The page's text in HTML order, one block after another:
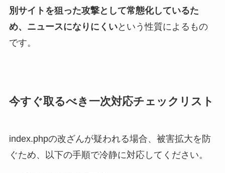
別サイトを狙った攻撃として常態化しているた
め、ニュースになりにくいという性質によるもの
です。
今すぐ取るべき一次対応チェックリスト
index.phpの改ざんが疑われる場合、被害拡大を防
ぐため、以下の手順で冷静に対応してください。